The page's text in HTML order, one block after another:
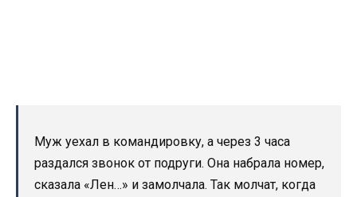
Муж уехал в командировку, а через 3 часа
раздался звонок от подруги. Она набрала номер,
сказала «Лен…» и замолчала. Так молчат, когда